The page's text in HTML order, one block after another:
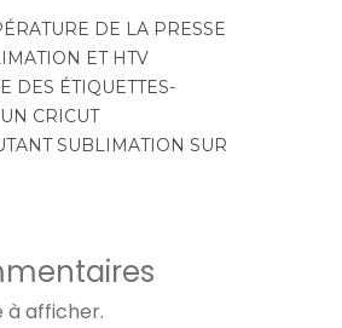
DE LA PRESSE
ET HTV
DES ÉTIQUETTES-
CRICUT
SUBLIMATION SUR
à afficher.